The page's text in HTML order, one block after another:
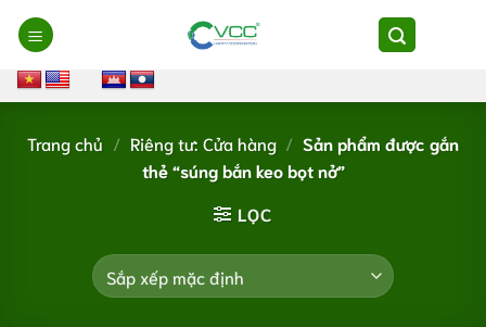
Chuyển
đến
nội
dung
Trang chủ / Riêng tư: Cửa hàng / Sản phẩm được gắn
thẻ “súng bắn keo bọt nở”
LỌC